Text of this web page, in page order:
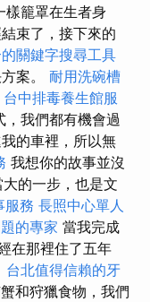
樣籠罩在生者身
束了，接下來的
關鍵字搜尋工具
案。 耐用洗碗槽
台中排毒養生館服
我們都有機會過
的車裡，所以無
我想你的故事並沒
的一步，也是文
服務 長照中心單人
的專家 當我完成
在那裡住了五年
台北值得信賴的牙
和狩獵食物，我們